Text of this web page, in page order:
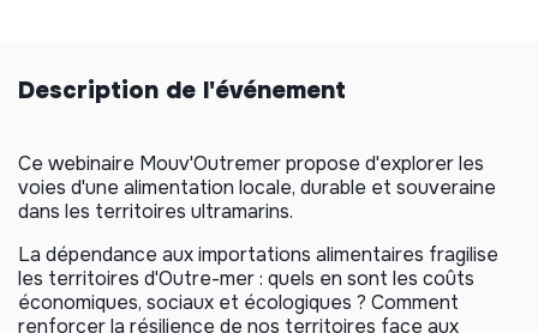
Description de l'événement
Ce webinaire Mouv'Outremer propose d'explorer les
voies d'une alimentation locale, durable et souveraine
dans les territoires ultramarins.
La dépendance aux importations alimentaires fragilise
les territoires d'Outre-mer : quels en sont les coûts
économiques, sociaux et écologiques ? Comment
renforcer la résilience de nos territoires face aux